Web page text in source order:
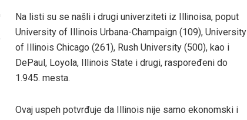
Na listi su se našli i drugi univerziteti iz Illinoisa, poput
University of Illinois Urbana-Champaign (109), University
of Illinois Chicago (261), Rush University (500), kao i
DePaul, Loyola, Illinois State i drugi, raspoređeni do
1.945. mesta.
Ovaj uspeh potvrđuje da Illinois nije samo ekonomski i